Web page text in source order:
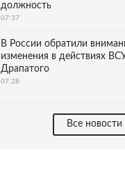
должность
07:37
В России обратили
изменения в действиях
Драпатого
07:28
Все новости